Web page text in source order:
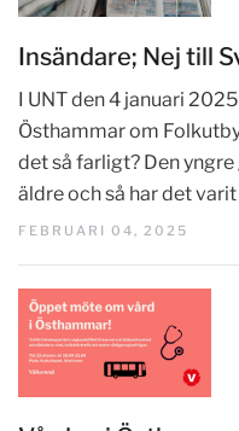
Insändare; Nej till
I UNT den 4 januari
Östhammar om
det så farligt? Den
äldre och så har det
FEBRUARI 04, 2025